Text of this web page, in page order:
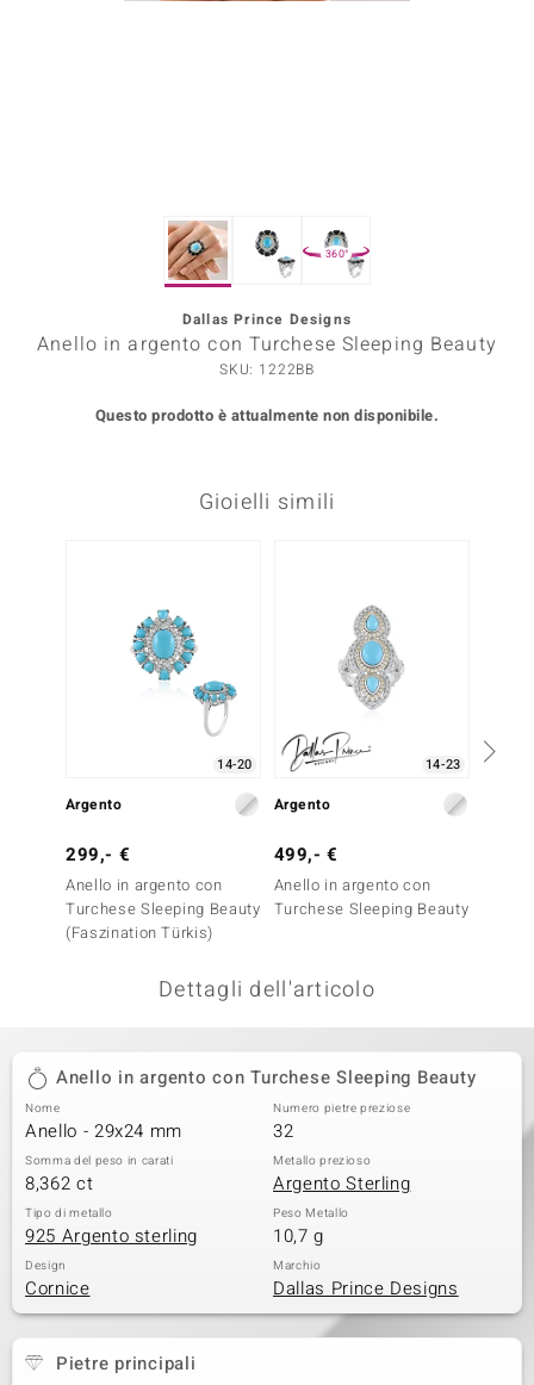
360°
Dallas Prince Designs
Anello in argento con Turchese Sleeping Beauty
SKU: 1222BB
Questo prodotto è attualmente non disponibile.
Gioielli simili
14-20
Argento
299,- €
Anello in argento con
Turchese Sleeping Beauty
(Faszination Türkis)
14-23
Argento
499,- €
Anello in argento con
Turchese Sleeping Beauty
Dettagli dell'articolo
Anello in argento con Turchese Sleeping Beauty
Nome
Anello - 29x24 mm
Numero pietre preziose
32
Somma del peso in carati
8,362 ct
Metallo prezioso
Argento Sterling
Tipo di metallo
925 Argento sterling
Peso Metallo
10,7 g
Design
Cornice
Marchio
Dallas Prince Designs
Pietre principali